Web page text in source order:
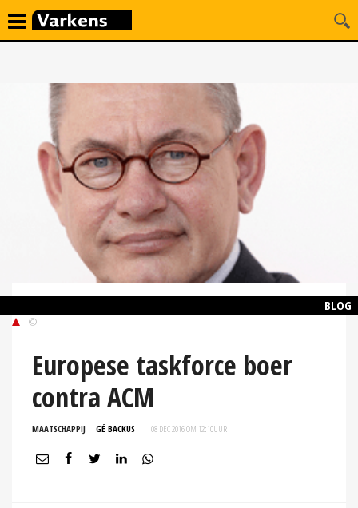
BLOG
©
Europese taskforce boer
contra ACM
MAATSCHAPPIJ GÉ BACKUS 08 DEC 2016 OM 12:10UUR